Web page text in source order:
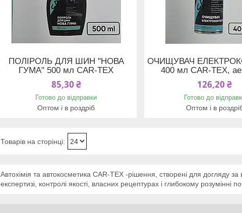
ПОЛІРОЛЬ ДЛЯ ШИН "НОВА
ГУМА" 500 мл CAR-TEX
85,30 ₴
Готово до відправки
Оптом і в роздріб
ОЧИЩУВАЧ
400 мл CAR-TEX,
126,20 ₴
Готово до
Оптом і в
Автохімія та автокосметика CAR-TEX -рішення, створені для догляду
експертизі, контролі якості, власних рецептурах і глибокому розумінні